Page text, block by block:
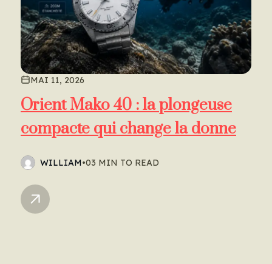
MAI 11, 2026
Orient Mako 40 : la plongeuse
compacte qui change la donne
WILLIAM•03 MIN TO READ